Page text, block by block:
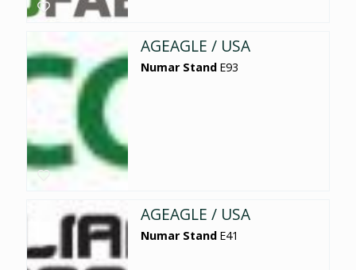
AGEAGLE / USA
Numar Stand E93
AGEAGLE / USA
Numar Stand E41